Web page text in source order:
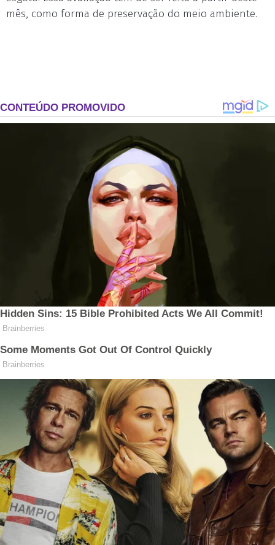
mês, como forma de preservação do meio ambiente.